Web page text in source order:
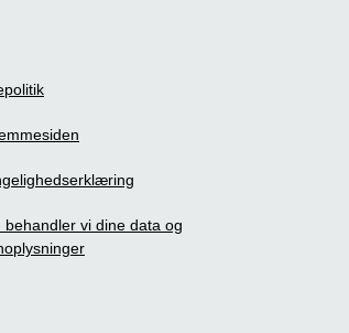
behandler vi dine data og